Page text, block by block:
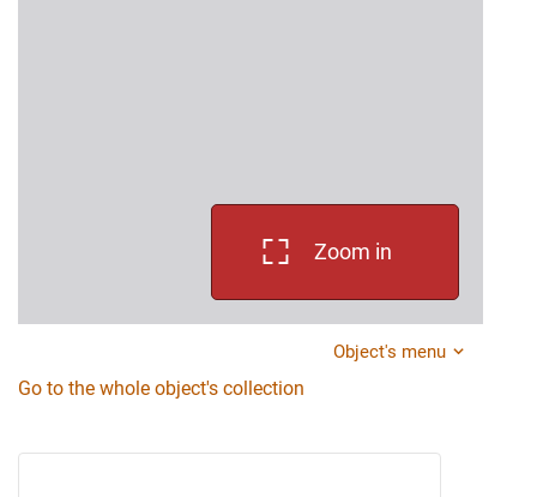
Zoom in
Object's menu
Go to the whole object's collection